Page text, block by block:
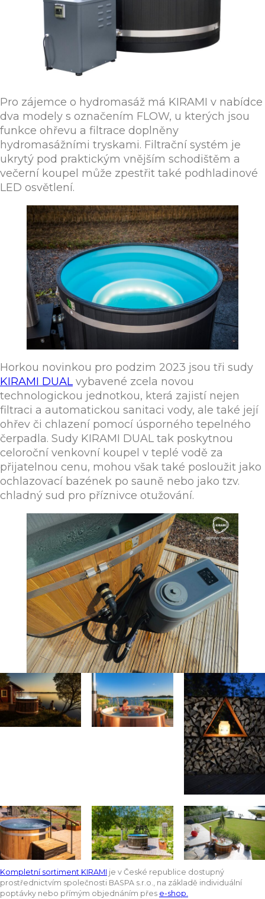
Pro zájemce o hydromasáž má KIRAMI v nabídce
dva modely s označením FLOW, u kterých jsou
funkce ohřevu a filtrace doplněny
hydromasážními tryskami. Filtrační systém je
ukrytý pod praktickým vnějším schodištěm a
večerní koupel může zpestřit také podhladinové
LED osvětlení.
Horkou novinkou pro podzim 2023 jsou tři sudy
KIRAMI DUALvybavené zcela novou
technologickou jednotkou, která zajistí nejen
filtraci a automatickou sanitaci vody, ale také její
ohřev či chlazení pomocí úsporného tepelného
čerpadla. Sudy KIRAMI DUAL tak poskytnou
celoroční venkovní koupel v teplé vodě za
přijatelnou cenu, mohou však také posloužit jako
ochlazovací bazének po sauně nebo jako tzv.
chladný sud pro příznivce otužování.
Kompletní sortiment KIRAMI je v České republice dostupný
prostřednictvím společnosti BASPA s.r.o., na základě individuální
poptávky nebo přímým objednáním přes e-shop.